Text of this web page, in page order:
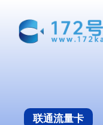
联通流量卡